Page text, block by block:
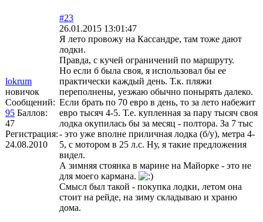
lokrum
новичок
Сообщений:
95 Баллов:
47
Регистрация:
24.08.2010
#23
26.01.2015 13:01:47
Я лето провожу на Кассандре, там тоже дают
лодки.
Правда, с кучей ограничений по маршруту.
Но если б была своя, я использовал бы ее
практически каждый день. Т.к. пляжи
переполнены, уезжаю обычно понырять далеко.
Если брать по 70 евро в день, то за лето набежит
евро тысяч 4-5. Т.е. купленная за пару тысяч своя
лодка окупилась бы за месяц - полтора. За 7 тыс
- это уже вполне приличная лодка (б/у), метра 4-
5, с мотором в 25 л.с. Ну, я такие предложения
видел.
А зимняя стоянка в марине на Майорке - это не
для моего кармана.
Смысл был такой - покупка лодки, летом она
стоит на рейде, на зиму складываю и храню
дома.